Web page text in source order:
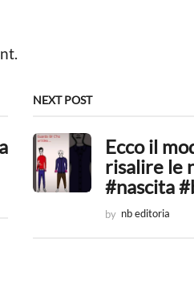
NEXT POST
Ecco il
risalire le
#nascita
by nb editoria